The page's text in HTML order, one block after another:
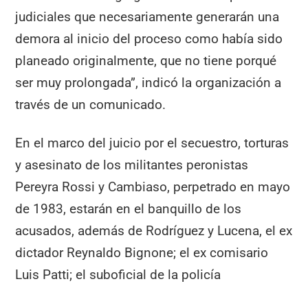
judiciales que necesariamente generarán una
demora al inicio del proceso como había sido
planeado originalmente, que no tiene porqué
ser muy prolongada”, indicó la organización a
través de un comunicado.
En el marco del juicio por el secuestro, torturas
y asesinato de los militantes peronistas
Pereyra Rossi y Cambiaso, perpetrado en mayo
de 1983, estarán en el banquillo de los
acusados, además de Rodríguez y Lucena, el ex
dictador Reynaldo Bignone; el ex comisario
Luis Patti; el suboficial de la policía